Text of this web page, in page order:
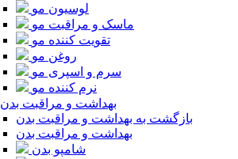
لوسیون مو
ماسک و مراقبت مو
تقویت کننده مو
روغن مو
سرم و اسپری مو
نرم کننده مو
بهداشت و مراقبت بدن
بازگشت به بهداشت و مراقبت بدن
بهداشت و مراقبت بدن
شامپو بدن